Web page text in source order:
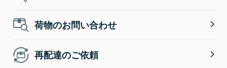
荷物のお問い合わせ
再配達のご依頼